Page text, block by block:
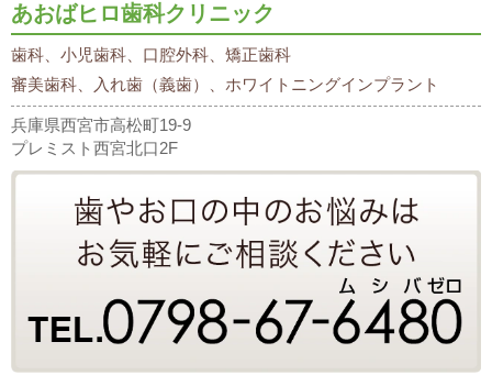
あおばヒロ歯科クリニック
歯科、小児歯科、口腔外科、矯正歯科
審美歯科、入れ歯（義歯）、ホワイトニングインプラント
兵庫県西宮市高松町19-9
プレミスト西宮北口2F